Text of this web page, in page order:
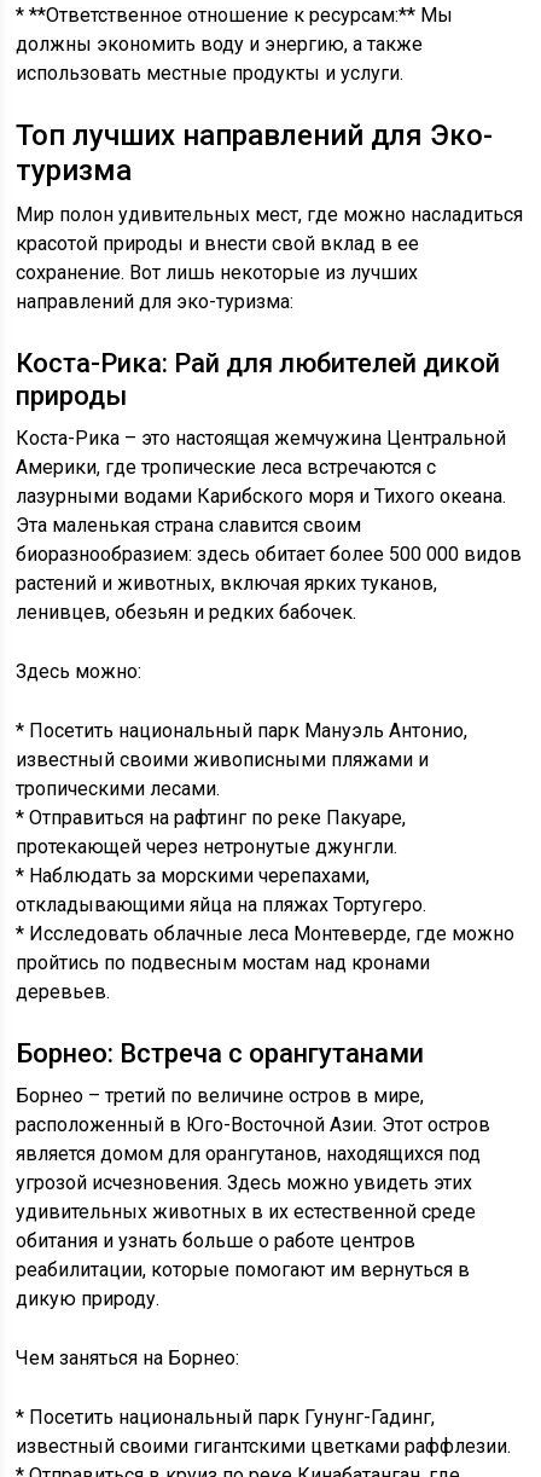
* **Ответственное отношение к ресурсам:** Мы
должны экономить воду и энергию, а также
использовать местные продукты и услуги.
Топ лучших направлений для Эко-
туризма
Мир полон удивительных мест, где можно насладиться
красотой природы и внести свой вклад в ее
сохранение. Вот лишь некоторые из лучших
направлений для эко-туризма:
Коста-Рика: Рай для любителей дикой
природы
Коста-Рика – это настоящая жемчужина Центральной
Америки, где тропические леса встречаются с
лазурными водами Карибского моря и Тихого океана.
Эта маленькая страна славится своим
биоразнообразием: здесь обитает более 500 000 видов
растений и животных, включая ярких туканов,
ленивцев, обезьян и редких бабочек.
Здесь можно:
* Посетить национальный парк Мануэль Антонио,
известный своими живописными пляжами и
тропическими лесами.
* Отправиться на рафтинг по реке Пакуаре,
протекающей через нетронутые джунгли.
* Наблюдать за морскими черепахами,
откладывающими яйца на пляжах Тортугеро.
* Исследовать облачные леса Монтеверде, где можно
пройтись по подвесным мостам над кронами
деревьев.
Борнео: Встреча с орангутанами
Борнео – третий по величине остров в мире,
расположенный в Юго-Восточной Азии. Этот остров
является домом для орангутанов, находящихся под
угрозой исчезновения. Здесь можно увидеть этих
удивительных животных в их естественной среде
обитания и узнать больше о работе центров
реабилитации, которые помогают им вернуться в
дикую природу.
Чем заняться на Борнео:
* Посетить национальный парк Гунунг-Гадинг,
известный своими гигантскими цветками раффлезии.